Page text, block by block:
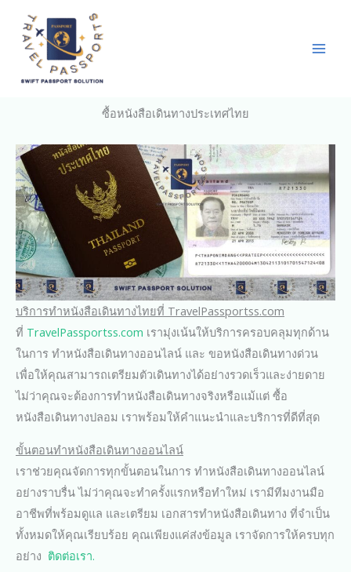
content
ซื้อหนังสือเดินทางประเทศไทย
บริการทำหนังสือเดินทางไทยที่ TravelPassportss.com
ที่ TravelPassportss.com เรามุ่งเน้นให้บริการครอบคลุมทุกด้าน
ในการ ทำหนังสือเดินทางออนไลน์ และ ขอหนังสือเดินทางด่วน
เพื่อให้คุณสามารถเตรียมตัวเดินทางได้อย่างรวดเร็วและง่ายดาย
ไม่ว่าคุณจะต้องการทำหนังสือเดินทางจริงหรือแม้แต่ ซื้อ
หนังสือเดินทางปลอม เราพร้อมให้คำแนะนำและบริการที่ดีที่สุด
ขั้นตอนทำหนังสือเดินทางออนไลน์
เราช่วยคุณจัดการทุกขั้นตอนในการ ทำหนังสือเดินทางออนไลน์
อย่างราบรื่น ไม่ว่าคุณจะทำครั้งแรกหรือทำใหม่ เรามีทีมงานมือ
อาชีพที่พร้อมดูแล และเตรียม เอกสารทำหนังสือเดินทาง ที่จำเป็น
ทั้งหมดให้คุณเรียบร้อย คุณเพียงแค่ส่งข้อมูล เราจัดการให้ครบทุก
อย่าง ติดต่อเรา.